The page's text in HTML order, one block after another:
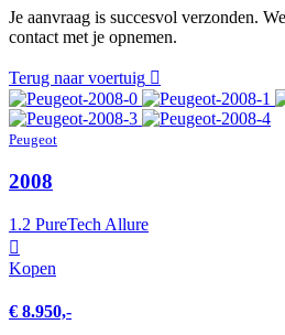
Je aanvraag is succesvol verzonden.
contact met je opnemen.
Terug naar voertuig
Peugeot
2008
1.2 PureTech Allure
Kopen
€ 8.950,-